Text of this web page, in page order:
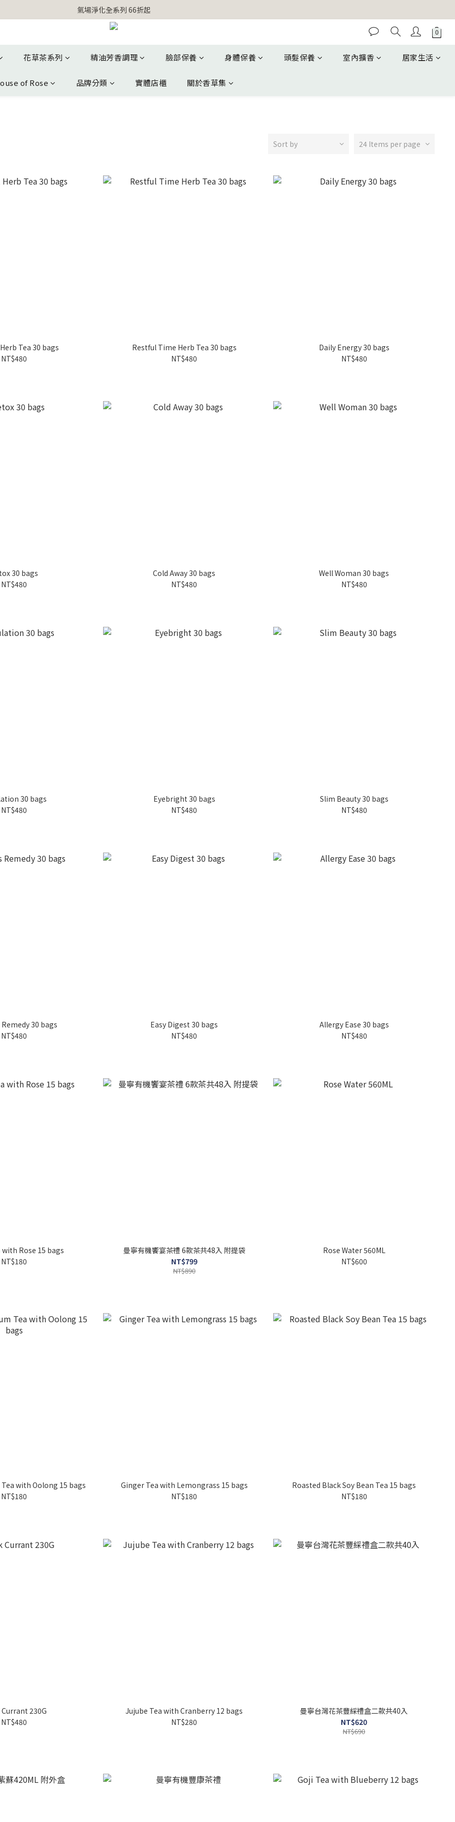
【官網獨家】首次消費 不限金額 即送 香遇熊超人行李吊牌
氣場淨化全系列 66折起
【官網獨家】首次消費 不限金額 即送 香遇熊超人行李吊牌
花草茶系列 精油芳香調理 臉部保養 身體保養 頭髮保養 室內擴香 居家生活
of Rose 品牌分類 實體店櫃 關於香草集
Sort by 24 Items per page
Tea 30 bags
NT$480
Restful Time Herb Tea 30 bags
NT$480
Daily Energy 30 bags
NT$480
30 bags
NT$480
Cold Away 30 bags
NT$480
Well Woman 30 bags
NT$480
30 bags
NT$480
Eyebright 30 bags
NT$480
Slim Beauty 30 bags
NT$480
30 bags
NT$480
Easy Digest 30 bags
NT$480
Allergy Ease 30 bags
NT$480
with Rose 15 bags
NT$180
曼寧有機饗宴茶禮 6款茶共48入 附提袋
NT$799
NT$890
Rose Water 560ML
NT$600
with Oolong 15 bags
NT$180
Ginger Tea with Lemongrass 15 bags
NT$180
Roasted Black Soy Bean Tea 15 bags
NT$180
230G
NT$480
Jujube Tea with Cranberry 12 bags
NT$280
曼寧台灣花茶豐綵禮盒二款共40入
NT$620
NT$690